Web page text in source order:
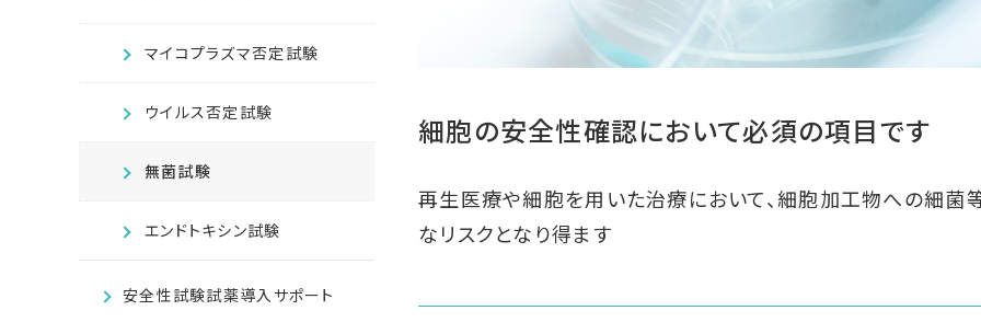
細胞の安全性確認において必須の項目です
再生医療や細胞を用いた治療において、細胞加工物への細
なリスクとなり得ます
マイコプラズマ否定試験
ウイルス否定試験
無菌試験
エンドトキシン試験
安全性試験試薬導入サポート